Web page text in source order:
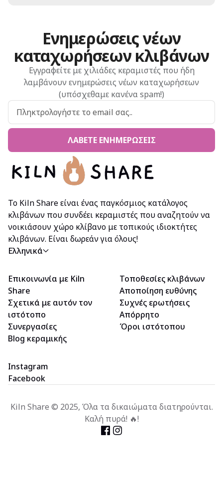
Ενημερώσεις νέων
καταχωρήσεων κλιβάνων
Εγγραφείτε με χιλιάδες κεραμιστές που ήδη
λαμβάνουν ενημερώσεις νέων καταχωρήσεων
(υπόσχεθαμε κανένα spam!)
ΛΆΒΕΤΕ ΕΝΗΜΕΡΏΣΕΙΣ
Το Kiln Share είναι ένας παγκόσμιος κατάλογος
κλιβάνων που συνδέει κεραμιστές που αναζητούν να
νοικιάσουν χώρο κλίβανο με τοπικούς ιδιοκτήτες
κλιβάνων. Είναι δωρεάν για όλους!
Ελληνικά
Επικοινωνία με Kiln
Share
Σχετικά με αυτόν τον
ιστότοπο
Συνεργασίες
Blog κεραμικής
Τοποθεσίες κλιβάνων
Αποποίηση ευθύνης
Συχνές ερωτήσεις
Απόρρητο
Όροι ιστότοπου
Instagram
Facebook
Kiln Share © 2025, Όλα τα δικαιώματα διατηρούνται.
Καλή πυρά! 🔥!